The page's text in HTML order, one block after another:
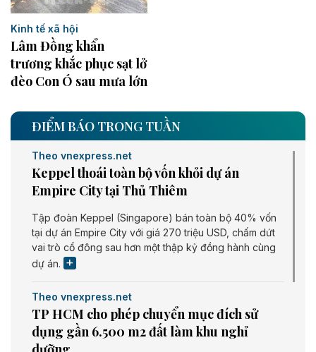
Kinh tế xã hội
Lâm Đồng khẩn
trương khắc phục sạt lở
đèo Con Ó sau mưa lớn
ĐIỂM BÁO TRONG TUẦN
Theo vnexpress.net
Keppel thoái toàn bộ vốn khỏi dự án
Empire City tại Thủ Thiêm
Tập đoàn Keppel (Singapore) bán toàn bộ 40% vốn
tại dự án Empire City với giá 270 triệu USD, chấm dứt
vai trò cổ đông sau hơn một thập kỷ đồng hành cùng
dự án.
Theo vnexpress.net
TP HCM cho phép chuyển mục đích sử
dụng gần 6.500 m2 đất làm khu nghỉ